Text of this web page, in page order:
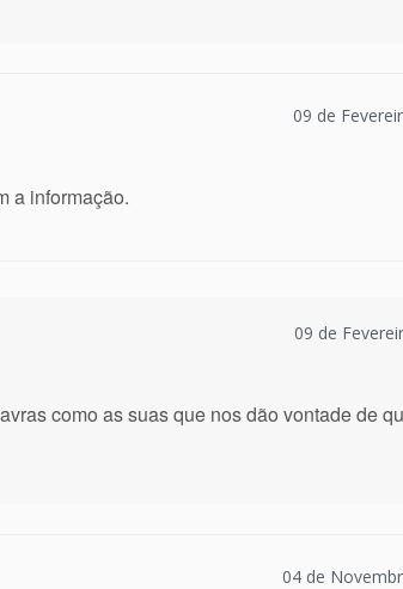
09 de
a informação.
09 de
como as suas que nos dão vontade de
04 de